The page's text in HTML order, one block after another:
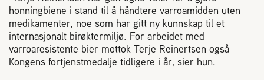
Aktivitetskalender
Lover og regler
honningbiene i stand til å håndtere varroamidden uten
medikamenter, noe som har gitt ny kunnskap til et
internasjonalt birøktermiljø. For arbeidet med
varroaresistente bier mottok Terje Reinertsen også
Kongens fortjenstmedalje tidligere i år, sier hun.